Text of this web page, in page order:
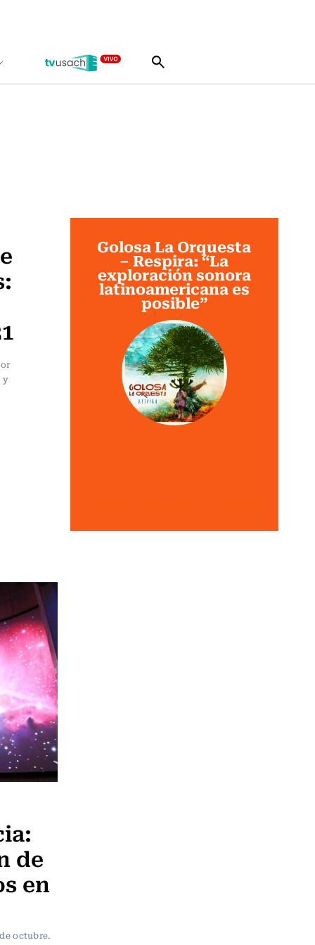
y
de
en
octubre.
Golosa La Orquesta
– Respira: “La
exploración sonora
latinoamericana es
posible”